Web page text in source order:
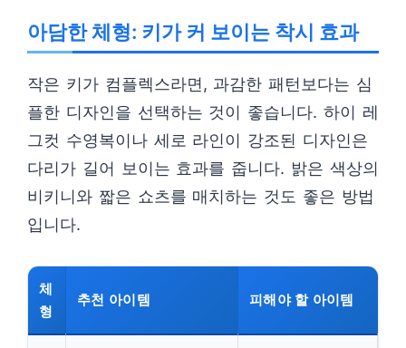
아담한 체형: 키가 커 보이는 착시 효과
작은 키가 컴플렉스라면, 과감한 패턴보다는 심
플한 디자인을 선택하는 것이 좋습니다. 하이 레
그컷 수영복이나 세로 라인이 강조된 디자인은
다리가 길어 보이는 효과를 줍니다. 밝은 색상의
비키니와 짧은 쇼츠를 매치하는 것도 좋은 방법
입니다.
체
형
추천 아이템 피해야 할 아이템